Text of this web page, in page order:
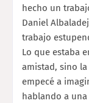
hecho un
Daniel
trabajo
Lo que estaba
amistad, sino
empecé a
hablando a